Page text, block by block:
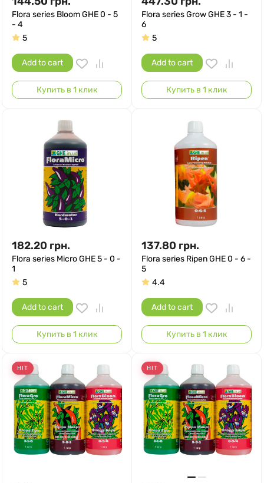
Flora series Bloom GHE 0 - 5
- 4
5
Add to cart
Купить в 1 клик
Flora series Grow GHE 3 - 1 -
6
5
Add to cart
Купить в 1 клик
182.20 грн.
Flora series Micro GHE 5 - 0 -
1
5
Add to cart
Купить в 1 клик
137.80 грн.
Flora series Ripen GHE 0 - 6 -
5
4.4
Add to cart
Купить в 1 клик
HIT HIT